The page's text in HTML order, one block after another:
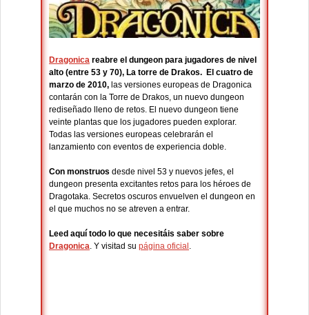
Dragonica reabre el dungeon para jugadores de nivel
alto (entre 53 y 70), La torre de Drakos. El cuatro de
marzo de 2010, las versiones europeas de Dragonica
contarán con la Torre de Drakos, un nuevo dungeon
rediseñado lleno de retos. El nuevo dungeon tiene
veinte plantas que los jugadores pueden explorar.
Todas las versiones europeas celebrarán el
lanzamiento con eventos de experiencia doble.
Con monstruos desde nivel 53 y nuevos jefes, el
dungeon presenta excitantes retos para los héroes de
Dragotaka. Secretos oscuros envuelven el dungeon en
el que muchos no se atreven a entrar.
Leed aquí todo lo que necesitáis saber sobre
Dragonica. Y visitad su página oficial .